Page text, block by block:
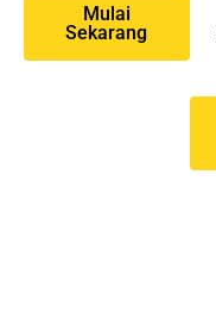
Mulai
Sekarang